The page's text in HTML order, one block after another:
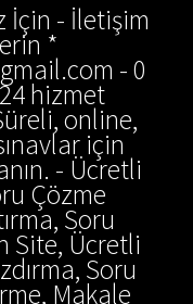
İçin - İletişim
*
- 0
hizmet
online,
için
- Ücretli
Çözme
Soru
Site, Ücretli
Soru
Makale